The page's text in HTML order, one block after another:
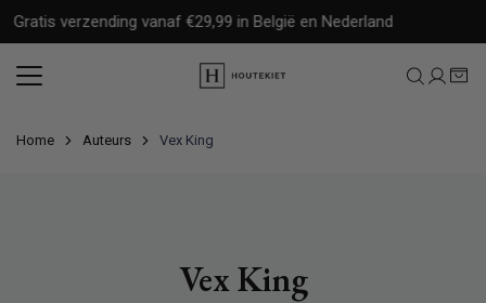
naar
content
Gratis verzending vanaf €29,99 in België en Nederland
Home Auteurs Vex King
Vex King